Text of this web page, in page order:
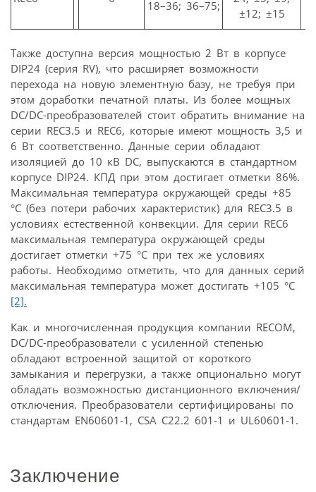
18–36; 36–75;
±12; ±15
Также доступна версия мощностью 2 Вт в корпусе
DIP24 (серия RV), что расширяет возможности
перехода на новую элементную базу, не требуя при
этом доработки печатной платы. Из более мощных
DC/DC-преобразователей стоит обратить внимание на
серии REC3.5 и REC6, которые имеют мощность 3,5 и
6 Вт соответственно. Данные серии обладают
изоляцией до 10 кВ DC, выпускаются в стандартном
корпусе DIP24. КПД при этом достигает отметки 86%.
Максимальная температура окружающей среды +85
°C (без потери рабочих характеристик) для REC3.5 в
условиях естественной конвекции. Для серии REC6
максимальная температура окружающей среды
достигает отметки +75 °С при тех же условиях
работы. Необходимо отметить, что для данных серий
максимальная температура может достигать +105 °С
[2].
Как и многочисленная продукция компании RECOM,
DC/DC-преобразователи с усиленной степенью
обладают встроенной защитой от короткого
замыкания и перегрузки, а также опционально могут
обладать возможностью дистанционного включения/
отключения. Преобразователи сертифицированы по
стандартам EN60601-1, CSA C22.2 601-1 и UL60601-1.
Заключение